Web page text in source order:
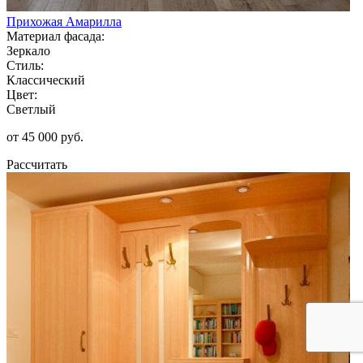
Прихожая Амарилла
Материал фасада:
Зеркало
Стиль:
Классический
Цвет:
Светлый
от 45 000 руб.
Рассчитать